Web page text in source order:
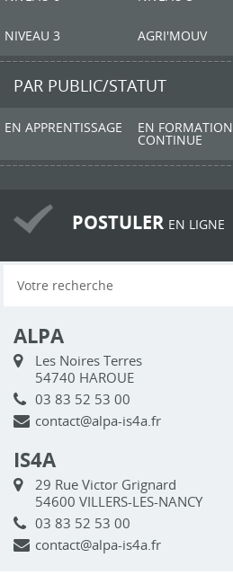
NIVEAU 3 AGRI'MOUV
PAR PUBLIC/STATUT
EN APPRENTISSAGE EN FORMATION
CONTINUE
POSTULER EN LIGNE
ALPA
Les Noires Terres
54740 HAROUE
03 83 52 53 00
contact@alpa-is4a.fr
IS4A
29 Rue Victor Grignard
54600 VILLERS-LES-NANCY
03 83 52 53 00
contact@alpa-is4a.fr